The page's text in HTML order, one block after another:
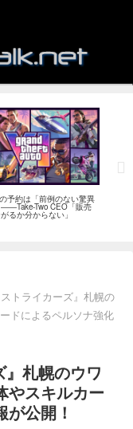
の予約は「前例のない驚異
Two CEO「販売
るか分からない」
ストライカーズ』札幌の
ドによるペルソナ強化
』札幌のウワ
やスキルカー
公開！